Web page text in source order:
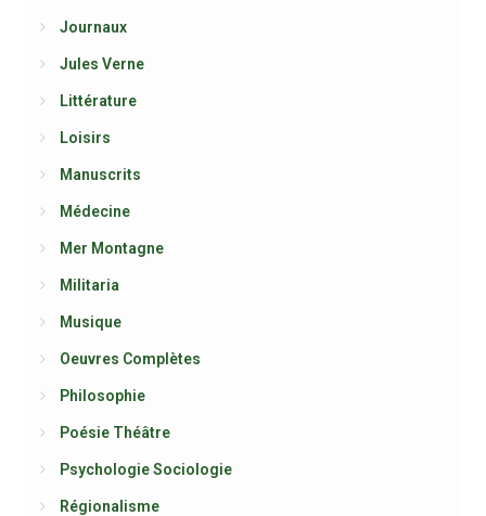
Journaux
Jules Verne
Littérature
Loisirs
Manuscrits
Médecine
Mer Montagne
Militaria
Musique
Oeuvres Complètes
Philosophie
Poésie Théâtre
Psychologie Sociologie
Régionalisme